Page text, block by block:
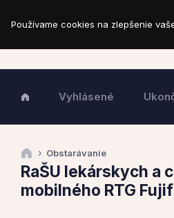
Vyhlásené
Obstarávanie
RaŠU lekárskych a
mobilného RTG
Používame cookies na zlepšenie